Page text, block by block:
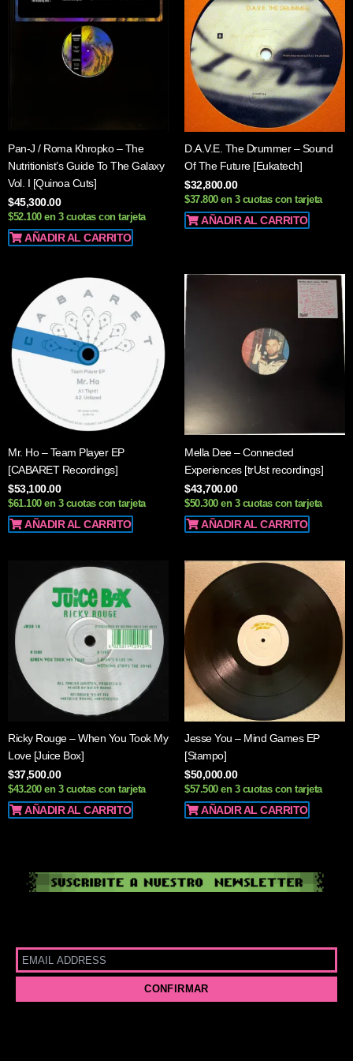
Pan-J / Roma Khropko – The
Nutritionist’s Guide To The Galaxy
Vol. I [Quinoa Cuts]
$45,300.00
$52.100 en 3 cuotas con tarjeta
AÑADIR AL CARRITO
D.A.V.E. The Drummer – Sound
Of The Future [Eukatech]
$32,800.00
$37.800 en 3 cuotas con tarjeta
AÑADIR AL CARRITO
Mr. Ho – Team Player EP
[CABARET Recordings]
$53,100.00
$61.100 en 3 cuotas con tarjeta
AÑADIR AL CARRITO
Mella Dee – Connected
Experiences [trUst recordings]
$43,700.00
$50.300 en 3 cuotas con tarjeta
AÑADIR AL CARRITO
Ricky Rouge – When You Took My
Love [Juice Box]
$37,500.00
$43.200 en 3 cuotas con tarjeta
AÑADIR AL CARRITO
Jesse You – Mind Games EP
[Stampo]
$50,000.00
$57.500 en 3 cuotas con tarjeta
AÑADIR AL CARRITO